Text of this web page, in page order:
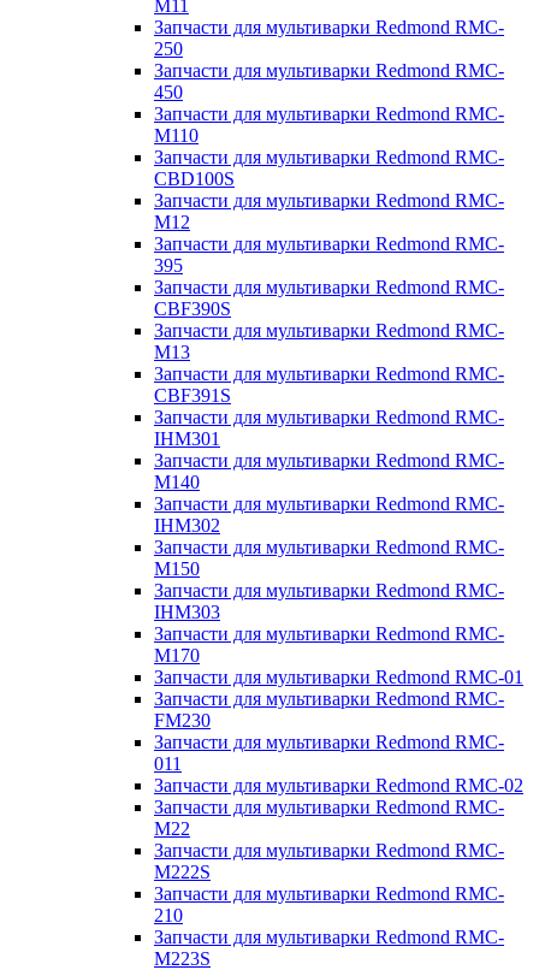
M11
Запчасти для мультиварки Redmond RMC-
250
Запчасти для мультиварки Redmond RMC-
450
Запчасти для мультиварки Redmond RMC-
M110
Запчасти для мультиварки Redmond RMC-
CBD100S
Запчасти для мультиварки Redmond RMC-
M12
Запчасти для мультиварки Redmond RMC-
395
Запчасти для мультиварки Redmond RMC-
CBF390S
Запчасти для мультиварки Redmond RMC-
M13
Запчасти для мультиварки Redmond RMC-
CBF391S
Запчасти для мультиварки Redmond RMC-
IHM301
Запчасти для мультиварки Redmond RMC-
M140
Запчасти для мультиварки Redmond RMC-
IHM302
Запчасти для мультиварки Redmond RMC-
M150
Запчасти для мультиварки Redmond RMC-
IHM303
Запчасти для мультиварки Redmond RMC-
M170
Запчасти для мультиварки Redmond RMC-01
Запчасти для мультиварки Redmond RMC-
FM230
Запчасти для мультиварки Redmond RMC-
011
Запчасти для мультиварки Redmond RMC-02
Запчасти для мультиварки Redmond RMC-
M22
Запчасти для мультиварки Redmond RMC-
M222S
Запчасти для мультиварки Redmond RMC-
210
Запчасти для мультиварки Redmond RMC-
M223S